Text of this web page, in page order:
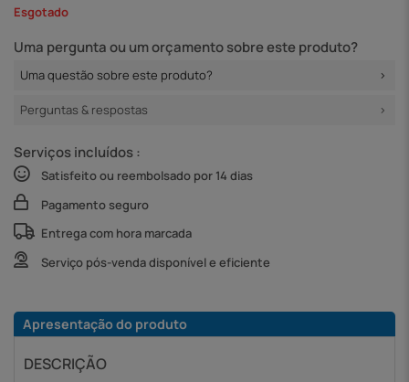
Esgotado
Uma pergunta ou um orçamento sobre este produto?
Uma questão sobre este produto?
Perguntas & respostas
Serviços incluídos :
Satisfeito ou reembolsado por 14 dias
Pagamento seguro
Entrega com hora marcada
Serviço pós-venda disponível e eficiente
Apresentação do produto
DESCRIÇÃO